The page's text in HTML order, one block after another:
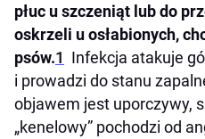
płuc u szczeniąt lub do
oskrzeli u osłabionych,
psów.1 Infekcja atakuje
i prowadzi do stanu
objawem jest uporczywy,
„kenelowy” pochodzi od